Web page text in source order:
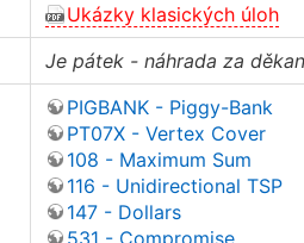
Ukázky klasických úloh
Je pátek - náhrada za
PIGBANK - Piggy-Bank
PT07X - Vertex Cover
108 - Maximum Sum
116 - Unidirectional TSP
147 - Dollars
531 - Compromise